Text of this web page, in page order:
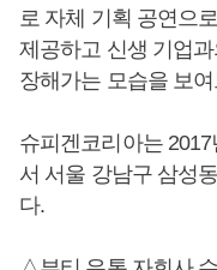
로 자체 기획 공연으
제공하고 신생 기업
장해가는 모습을 보
슈피겐코리아는
서 서울 강남구 삼성
다.